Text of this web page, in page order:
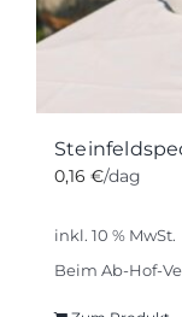
0,16 €/dag
inkl. 10 % MwSt.
Beim Ab-Hof-